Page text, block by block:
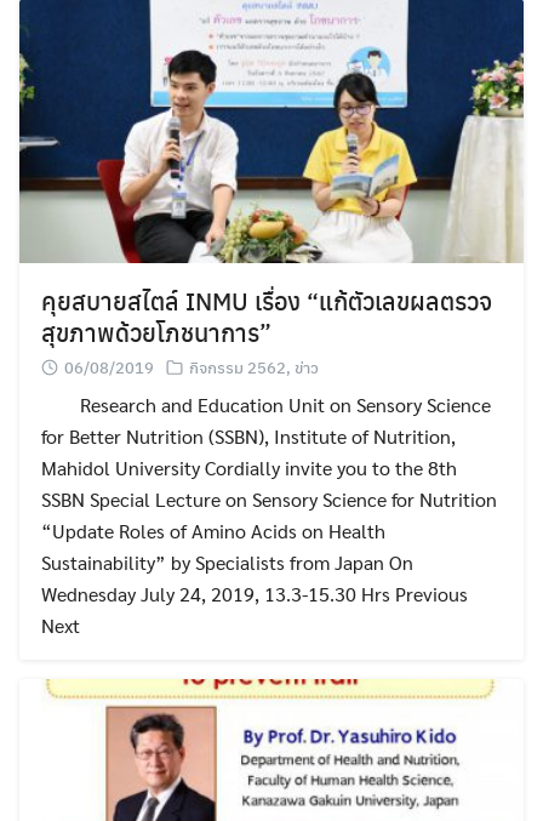
คุยสบายสไตล์ INMU เรื่อง “แก้ตัวเลขผลตรวจ
สุขภาพด้วยโภชนาการ”
06/08/2019 กิจกรรม 2562, ข่าว
Research and Education Unit on Sensory Science
for Better Nutrition (SSBN), Institute of Nutrition,
Mahidol University Cordially invite you to the 8th
SSBN Special Lecture on Sensory Science for Nutrition
“Update Roles of Amino Acids on Health
Sustainability” by Specialists from Japan On
Wednesday July 24, 2019, 13.3-15.30 Hrs Previous
Next